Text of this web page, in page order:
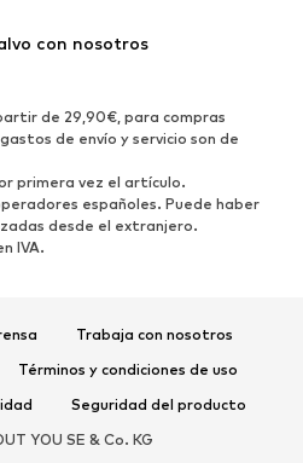
Botines
Botas
Zapatillas de casa
con nosotros
de 29,90€, para compras
de envío y servicio son de
primera vez el artículo.
españoles. Puede haber
desde el extranjero.
IVA.
Trabaja con nosotros
Términos y condiciones de uso
Seguridad del producto
YOU SE & Co. KG